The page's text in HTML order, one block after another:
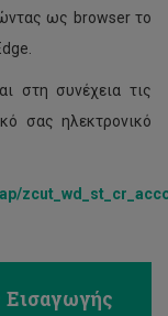
ως browser το
στη συνέχεια τις
σας ηλεκτρονικό
Εισαγωγής